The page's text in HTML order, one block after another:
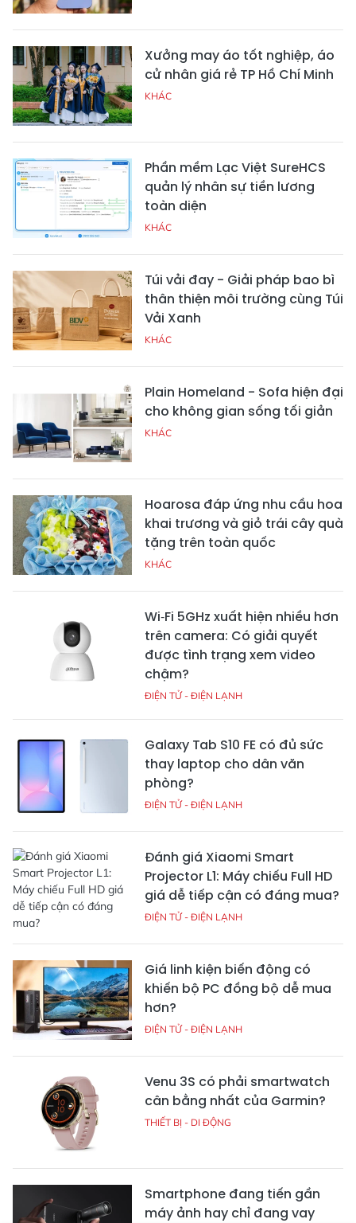
Xưởng may áo tốt nghiệp, áo
cử nhân giá rẻ TP Hồ Chí Minh
KHÁC
Phần mềm Lạc Việt SureHCS
quản lý nhân sự tiền lương
toàn diện
KHÁC
Túi vải đay - Giải pháp bao bì
thân thiện môi trường cùng Túi
Vải Xanh
KHÁC
Plain Homeland - Sofa hiện đại
cho không gian sống tối giản
KHÁC
Hoarosa đáp ứng nhu cầu hoa
khai trương và giỏ trái cây quà
tặng trên toàn quốc
KHÁC
Wi‑Fi 5GHz xuất hiện nhiều hơn
trên camera: Có giải quyết
được tình trạng xem video
chậm?
ĐIỆN TỬ - ĐIỆN LẠNH
Galaxy Tab S10 FE có đủ sức
thay laptop cho dân văn
phòng?
ĐIỆN TỬ - ĐIỆN LẠNH
Đánh giá Xiaomi Smart
Projector L1: Máy chiếu Full HD
giá dễ tiếp cận có đáng mua?
ĐIỆN TỬ - ĐIỆN LẠNH
Giá linh kiện biến động có
khiến bộ PC đồng bộ dễ mua
hơn?
ĐIỆN TỬ - ĐIỆN LẠNH
Venu 3S có phải smartwatch
cân bằng nhất của Garmin?
THIẾT BỊ - DI ĐỘNG
Smartphone đang tiến gần
máy ảnh hay chỉ đang vay